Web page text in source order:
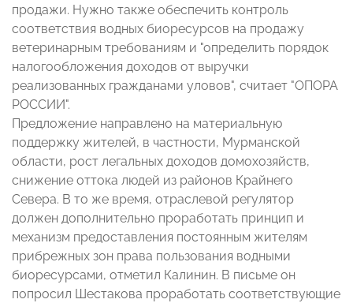
продажи. Нужно также обеспечить контроль
соответствия водных биоресурсов на продажу
ветеринарным требованиям и "определить порядок
налогообложения доходов от выручки
реализованных гражданами уловов", считает "ОПОРА
РОССИИ".
Предложение направлено на материальную
поддержку жителей, в частности, Мурманской
области, рост легальных доходов домохозяйств,
снижение оттока людей из районов Крайнего
Севера. В то же время, отраслевой регулятор
должен дополнительно проработать принцип и
механизм предоставления постоянным жителям
прибрежных зон права пользования водными
биоресурсами, отметил Калинин. В письме он
попросил Шестакова проработать соответствующие